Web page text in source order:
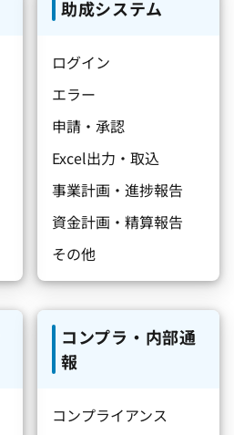
助成システム
ログイン
エラー
申請・承認
Excel出力・取込
事業計画・進捗報告
資金計画・精算報告
その他
コンプラ・内部通
報
コンプライアンス